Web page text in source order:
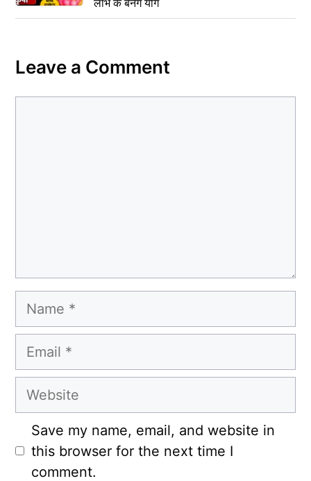
Leave a Comment
Name
Email
Website
Save my name, email, and website in
this browser for the next time I
comment.